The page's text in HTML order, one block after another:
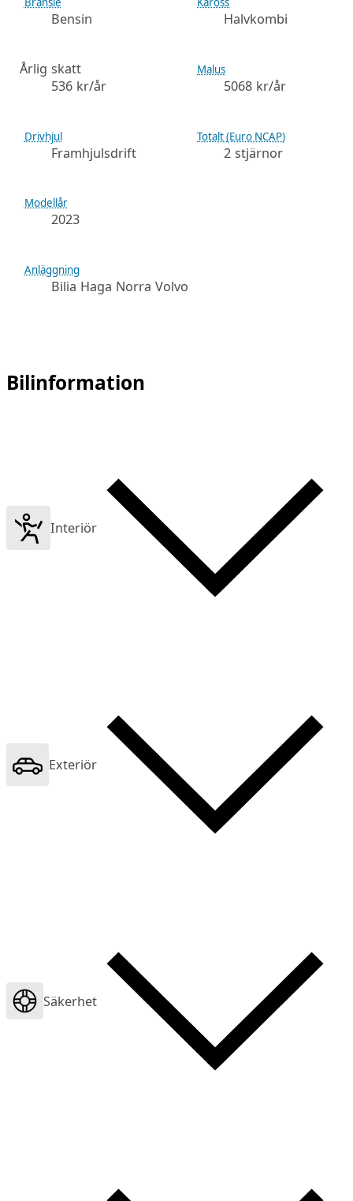
Bensin Halvkombi
Årlig skatt
536 kr/år
Malus
5068 kr/år
Drivhjul
Framhjulsdrift
Totalt (Euro NCAP)
2 stjärnor
Modellår
2023
Anläggning
Bilia Haga Norra Volvo
Bilinformation
Interiör
Exteriör
Säkerhet